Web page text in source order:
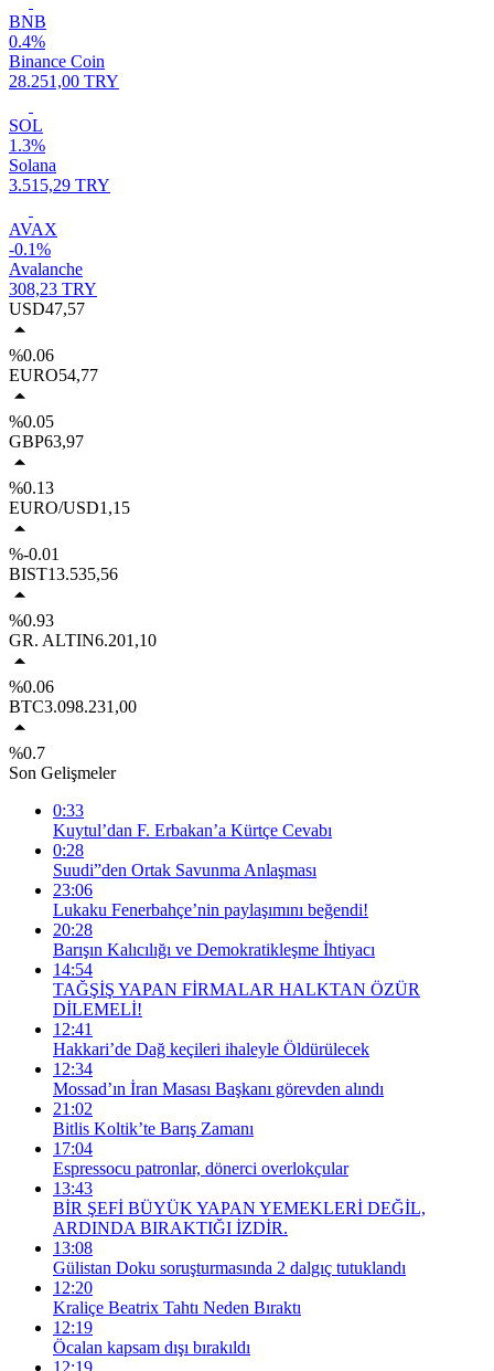
BNB
0.4%
Binance Coin
28.251,00 TRY
SOL
1.3%
Solana
3.515,29 TRY
AVAX
-0.1%
Avalanche
308,23 TRY
USD47,57
%0.06
EURO54,77
%0.05
GBP63,97
%0.13
EURO/USD1,15
%-0.01
BIST13.535,56
%0.93
GR. ALTIN6.201,10
%0.06
BTC3.098.231,00
%0.7
Son Gelişmeler
0:33
Kuytul’dan F. Erbakan’a Kürtçe Cevabı
0:28
Suudi”den Ortak Savunma Anlaşması
23:06
Lukaku Fenerbahçe’nin paylaşımını beğendi!
20:28
Barışın Kalıcılığı ve Demokratikleşme İhtiyacı
14:54
TAĞŞİŞ YAPAN FİRMALAR HALKTAN ÖZÜR
DİLEMELİ!
12:41
Hakkari’de Dağ keçileri ihaleyle Öldürülecek
12:34
Mossad’ın İran Masası Başkanı görevden alındı
21:02
Bitlis Koltik’te Barış Zamanı
17:04
Espressocu patronlar, dönerci overlokçular
13:43
BİR ŞEFİ BÜYÜK YAPAN YEMEKLERİ DEĞİL,
ARDINDA BIRAKTIĞI İZDİR.
13:08
Gülistan Doku soruşturmasında 2 dalgıç tutuklandı
12:20
Kraliçe Beatrix Tahtı Neden Bıraktı
12:19
Öcalan kapsam dışı bırakıldı
12:19